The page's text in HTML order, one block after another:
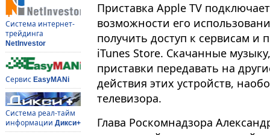
Система интернет-
трейдинга
NetInvestor
Сервис EasyMANi
Система реал-тайм
информации Дикси+
Приставка Apple TV
возможности его
получить доступ к сервисам
iTunes Store. Скачанные
приставки передавать на
действия этих устройств,
телевизора.
Глава Роскомнадзора